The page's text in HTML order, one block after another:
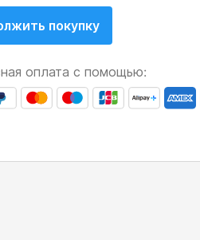
покупку
оплата с помощью: